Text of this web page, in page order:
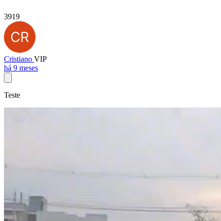
3919
Cristiano VIP
há 9 meses
Teste